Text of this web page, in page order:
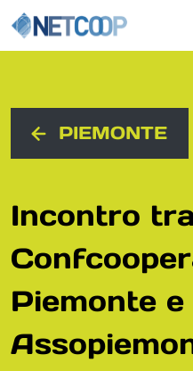
Navigazione
PIEMONTE
Incontro tra
Piemonte e